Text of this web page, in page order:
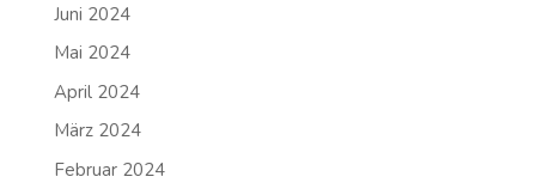
Juni 2024
Mai 2024
April 2024
März 2024
Februar 2024